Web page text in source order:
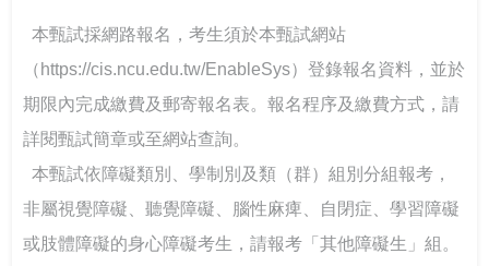
經驗
我可以改變我的人生－啟動輕度障礙大專生的自我決策
以師者先行，構築SEL友善校園生態系
台鋼技大剛圓勤儉與大學SEL
本甄試採網路報名，考生須於本甄試網站
（https://cis.ncu.edu.tw/EnableSys）登錄報名資料，並於
期限內完成繳費及郵寄報名表。報名程序及繳費方式，請
詳閱甄試簡章或至網站查詢。
本甄試依障礙類別、學制別及類（群）組別分組報考，
非屬視覺障礙、聽覺障礙、腦性麻痺、自閉症、學習障礙
或肢體障礙的身心障礙考生，請報考「其他障礙生」組。